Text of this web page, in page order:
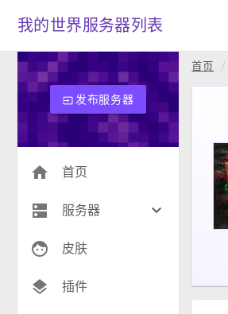
我的世界服务器列表
input发布服务器
home 首页
dns 服务器 keyboard_arrow_down
生存(275)
创造(9)
face 皮肤
layers 插件
首页